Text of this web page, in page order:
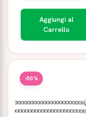
Aggiungi al
Carrello
-50%